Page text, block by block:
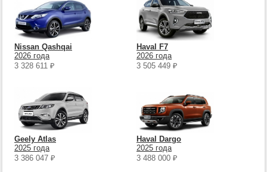
Nissan Qashqai
2026 года
3 328 611 ₽
Haval F7
2026 года
3 505 449 ₽
Geely Atlas
2025 года
3 386 047 ₽
Haval Dargo
2025 года
3 488 000 ₽